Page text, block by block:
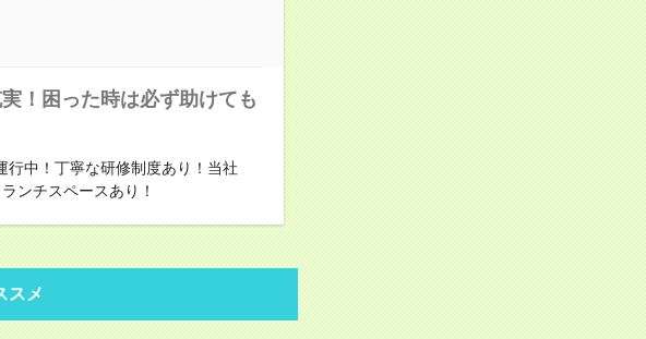
！困った時は必ず助けても
行中！丁寧な研修制度あり！当社
ンチスペースあり！
スメ